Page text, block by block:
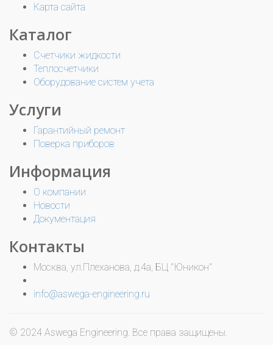
Карта сайта
Каталог
Счетчики жидкости
Теплосчетчики
Оборудование систем учета
Услуги
Гарантийный ремонт
Поверка приборов
Информация
О компании
Новости
Документация
Контакты
Москва, ул.Плеханова, д.4а, БЦ "Юникон"
info@aswega-engineering.ru
© 2024 Aswega Engineering. Все права защищены.